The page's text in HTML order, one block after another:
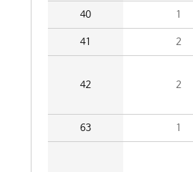
40 1
41 2
42 2
63 1